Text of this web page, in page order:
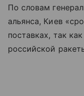
По словам
альянса, Киев
поставках, так
российской